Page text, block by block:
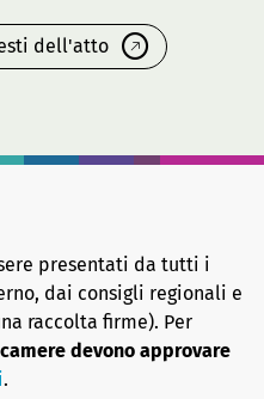
dell'atto
presentati da tutti i
dai consigli regionali e
raccolta firme). Per
devono approvare
.